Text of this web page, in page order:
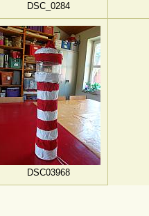
DSC_0284
DSC03968